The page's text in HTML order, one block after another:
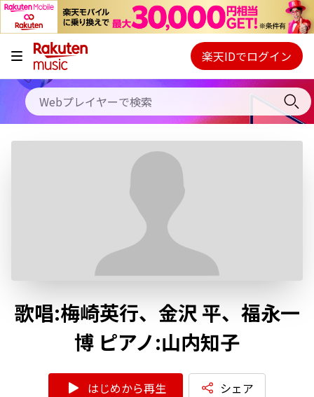
キャンペーン
料金プラン
使い方
Webプレイヤー
ご契約内容の確認・変更
楽天IDでログイン
歌唱:梅崎英行、金沢 平、福永一
博 ピアノ:山内知子
はじめから再生 シェア